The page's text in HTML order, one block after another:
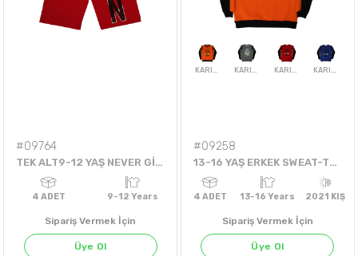
4 ADET 6-18 AYLIK
#09764
TEK ALT9-12 YAŞ NEVER GİVE UP ŞORT
Sipariş Vermek İçin
Üye Ol
#09258
13-16 YAŞ ERKEK SWEAT-THING-3İP
Sipariş Vermek İçin
Üye Ol